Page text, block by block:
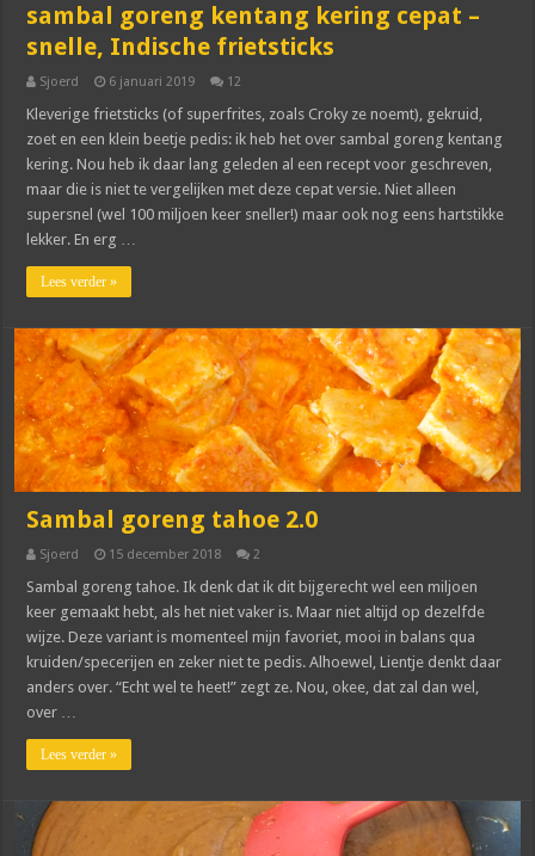
sambal goreng kentang kering cepat –
snelle, Indische frietsticks
Sjoerd 6 januari 2019 12
Kleverige frietsticks (of superfrites, zoals Croky ze noemt), gekruid,
zoet en een klein beetje pedis: ik heb het over sambal goreng kentang
kering. Nou heb ik daar lang geleden al een recept voor geschreven,
maar die is niet te vergelijken met deze cepat versie. Niet alleen
supersnel (wel 100 miljoen keer sneller!) maar ook nog eens hartstikke
lekker. En erg …
Lees verder »
Sambal goreng tahoe 2.0
Sjoerd 15 december 2018 2
Sambal goreng tahoe. Ik denk dat ik dit bijgerecht wel een miljoen
keer gemaakt hebt, als het niet vaker is. Maar niet altijd op dezelfde
wijze. Deze variant is momenteel mijn favoriet, mooi in balans qua
kruiden/specerijen en zeker niet te pedis. Alhoewel, Lientje denkt daar
anders over. “Echt wel te heet!” zegt ze. Nou, okee, dat zal dan wel,
over …
Lees verder »